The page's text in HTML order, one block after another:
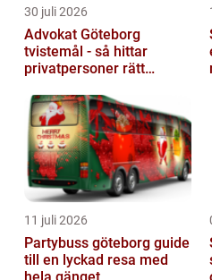
30 juli 2026
Advokat Göteborg
tvistemål - så hittar
privatpersoner rätt
11 juli 2026
Partybuss göteborg guide
till en lyckad resa med
hela gänget